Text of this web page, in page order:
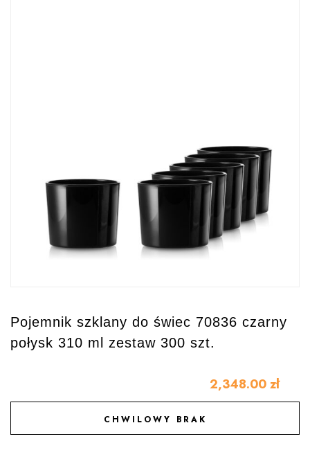
Pojemnik szklany do świec 70836 czarny
połysk 310 ml zestaw 300 szt.
2,348.00 zł
CHWILOWY BRAK
DODAJ DO ULUBIONYCH